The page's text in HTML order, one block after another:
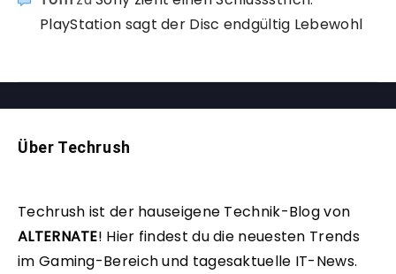
PlayStation sagt der Disc endgültig Lebewohl
Über Techrush
Techrush ist der hauseigene Technik-Blog von
ALTERNATE! Hier findest du die neuesten Trends
im Gaming-Bereich und tagesaktuelle IT-News.